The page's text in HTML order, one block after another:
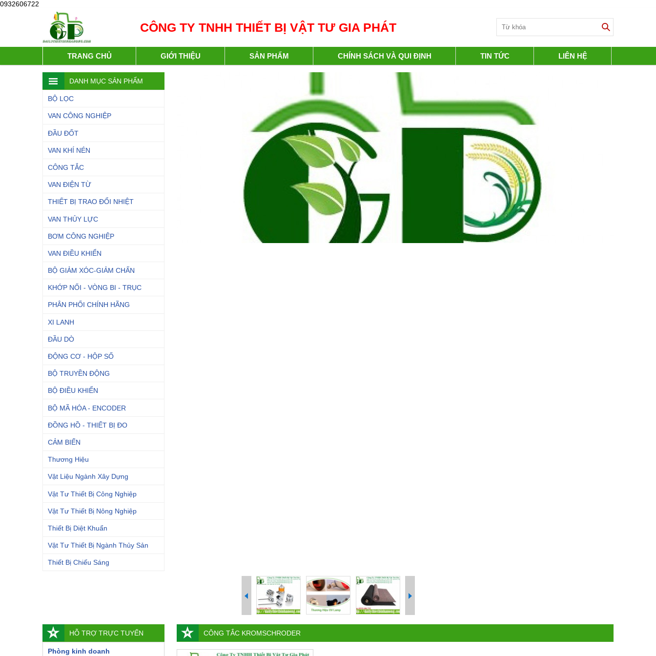
0932606722
CÔNG TY TNHH THIẾT BỊ VẬT TƯ GIA PHÁT
TRANG CHỦ GIỚI THIỆU SẢN PHẨM CHÍNH SÁCH VÀ QUI ĐỊNH TIN TỨC LIÊN HỆ
DANH MỤC SẢN PHẨM
BỘ LỌC
VAN CÔNG NGHIỆP
ĐẦU ĐỐT
VAN KHÍ NÉN
CÔNG TẮC
VAN ĐIỆN TỪ
THIẾT BỊ TRAO ĐỔI NHIỆT
VAN THỦY LỰC
BƠM CÔNG NGHIỆP
VAN ĐIỀU KHIỂN
BỘ GIẢM XÓC-GIẢM CHẤN
KHỚP NỐI - VÒNG BI - TRỤC
PHÂN PHỐI CHÍNH HÃNG
XI LANH
ĐẦU DÒ
ĐỘNG CƠ - HỘP SỐ
BỘ TRUYỀN ĐỘNG
BỘ ĐIỀU KHIỂN
BỘ MÃ HÓA - ENCODER
ĐỒNG HỒ - THIẾT BỊ ĐO
CẢM BIẾN
Thương Hiệu
Vật Liệu Ngành Xây Dựng
Vật Tư Thiết Bị Công Nghiệp
Vật Tư Thiết Bị Nông Nghiệp
Thiết Bị Diệt Khuẩn
Vật Tư Thiết Bị Ngành Thủy Sản
Thiết Bị Chiếu Sáng
HỖ TRỢ TRỰC TUYẾN
Phòng kinh doanh
CÔNG TẮC KROMSCHRODER